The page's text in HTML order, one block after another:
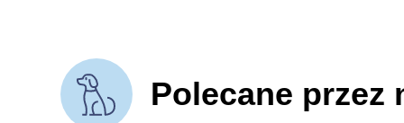
Polecane przez